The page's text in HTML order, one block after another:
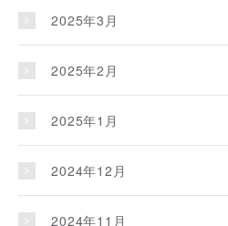
2025年3月
2025年2月
2025年1月
2024年12月
2024年11月